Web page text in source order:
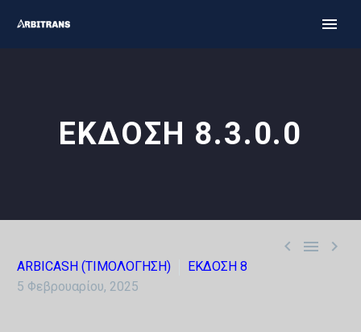
ΕΚΔΟΣΗ 8.3.0.0
  
ARBICASH (ΤΙΜΟΛΟΓΗΣΗ)
ΕΚΔΟΣΗ 8
5 Φεβρουαρίου, 2025